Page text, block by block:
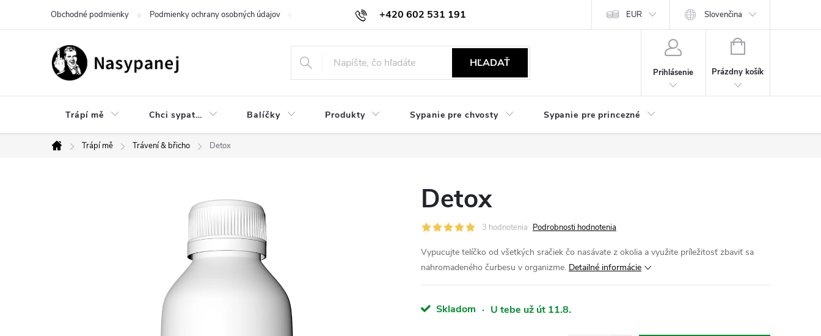
+420 602 531 191
Obchodné podmienky Podmienky ochrany osobných údajov Reklamácie a vrátenie Obchodné oznámenie Kariéra EUR Slovenčina
HĽADAŤ
Prihlásenie
NÁKUPNÝ
Prázdny košík
Trápí mě Chci sypat… Balíčky Produkty Sypanie pre chvosty Sypanie pre princezné
Domov
Trápí mě Trávení & břicho Detox
Detox
3 hodnotenia Podrobnosti hodnotenia
Vypucujte telíčko od všetkých sračiek čo nasávate z okolia a využite príležitosť zbaviť sa
nahromadeného čurbesu v organizme. Detailné informácie
Skladom · U tebe už út 11.8.